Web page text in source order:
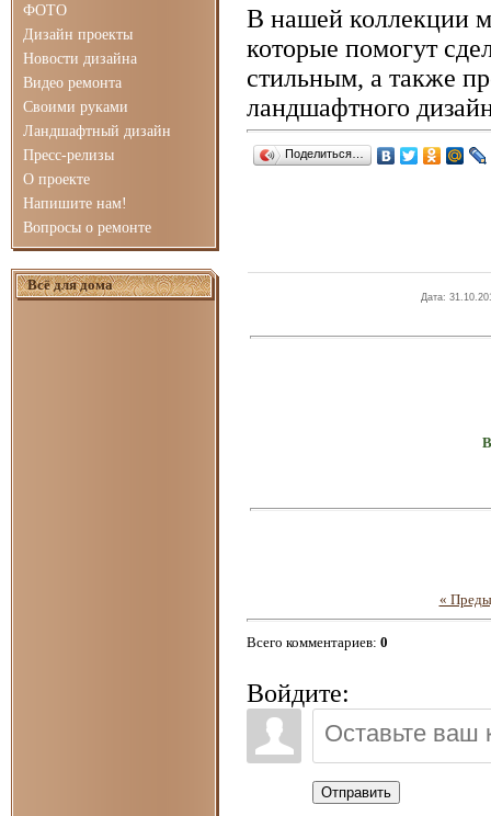
ФОТО
Дизайн проекты
Новости дизайна
Видео ремонта
Своими руками
Ландшафтный дизайн
Пресс-релизы
О проекте
Напишите нам!
Вопросы о ремонте
Всё для дома
В нашей коллекции
которые помогут
стильным, а также
ландшафтного
Поделиться…
Дата:
«
Всего комментариев: 0
Войдите:
Отправить